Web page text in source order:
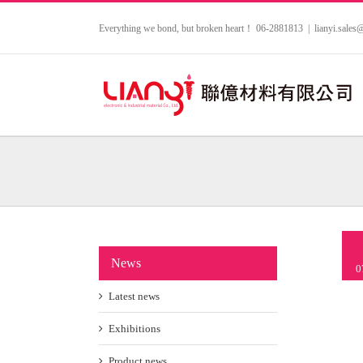
Everything we bond, but broken heart！ 06-2881813 |
News
Latest news
Exhibitions